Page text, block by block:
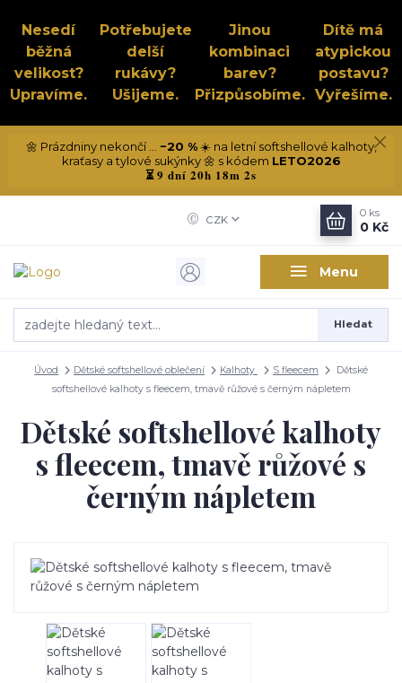
Nesedí
běžná
velikost?
Upravíme.
Potřebujete
delší
rukávy?
Ušijeme.
Jinou
kombinaci
barev?
Přizpůsobíme.
Dítě má
atypickou
postavu?
Vyřešíme.
🌼 Prázdniny nekončí ... −20 %☀️ na letní softshellové kalhoty,
kraťasy a tylové sukýnky 🌼 s kódem LETO2026
⏳9 dní 20h 18m 1s
Menu
CZK
Hledat
0 ks
0 Kč
Úvod Dětské softshellové oblečení Kalhoty S fleecem
Dětské
softshellové kalhoty s fleecem, tmavě růžové s černým nápletem
Dětské softshellové kalhoty
s fleecem, tmavě růžové s
černým nápletem